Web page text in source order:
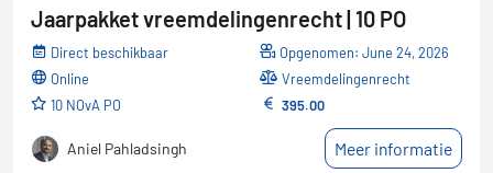
Jaarpakket vreemdelingenrecht | 10 PO
Direct beschikbaar
online
10 NOvA PO
Opgenomen: June 24, 2026
Vreemdelingenrecht
395.00
Aniel Pahladsingh Meer informatie